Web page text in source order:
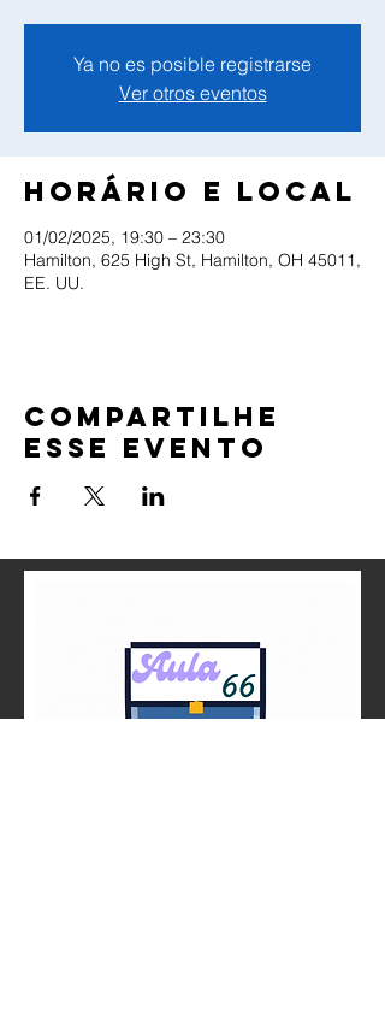
Ya no es posible registrarse
Ver otros eventos
Horário e local
01/02/2025, 19:30 – 23:30
Hamilton, 625 High St, Hamilton, OH 45011,
EE. UU.
Compartilhe
esse evento